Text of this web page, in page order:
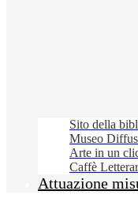
Sito della
Museo
Arte in un
Caffè
Attuazione